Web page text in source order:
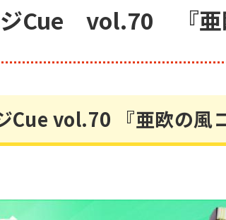
Cue vol.70 『亜
Cue vol.70 『亜欧の風